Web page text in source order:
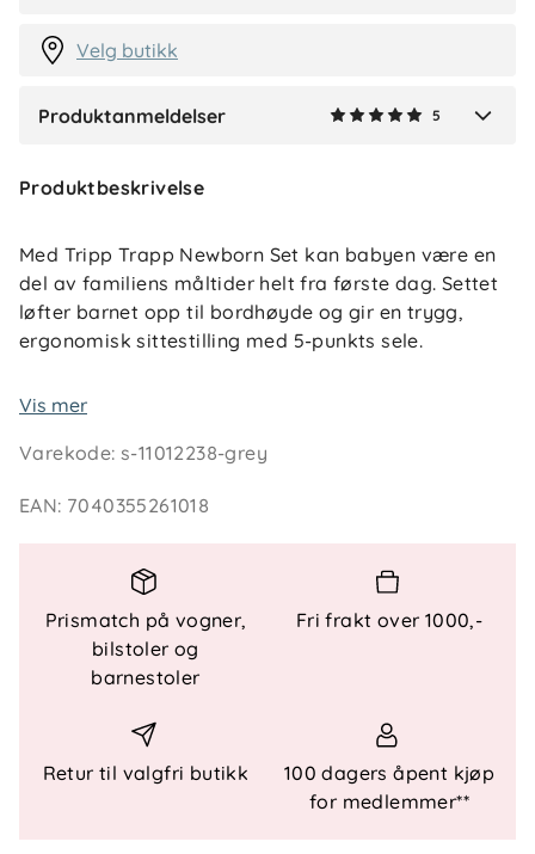
Velg butikk
Produktanmeldelser 5
Produktbeskrivelse
Med Tripp Trapp Newborn Set kan babyen være en
del av familiens måltider helt fra første dag. Settet
løfter barnet opp til bordhøyde og gir en trygg,
ergonomisk sittestilling med 5-punkts sele.
Det er enkelt å feste på Tripp Trapp-stolen (alle
trekk i bomull samt en praktisk lekebøyle som kan
Spesifikasjoner
Bruksområde: Fra nyfødt til ca. 9 kg
Montering: Klikkes direkte på Tripp Trapp-stol
Sikkerhet: 5-punkts sele inkludert
Ekstra: Avtakbar lekebøyle
Vis mer
Varekode:s-11012238-grey
EAN: 7040355261018
Prismatch på vogner,
bilstoler og
barnestoler
Fri frakt over 1000,-
Retur til valgfri butikk
100 dagers åpent kjøp
for medlemmer**